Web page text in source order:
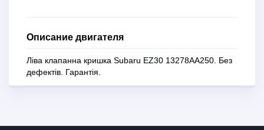
Описание двигателя
Ліва клапанна кришка Subaru EZ30 13278AA250. Без
дефектів. Гарантія.